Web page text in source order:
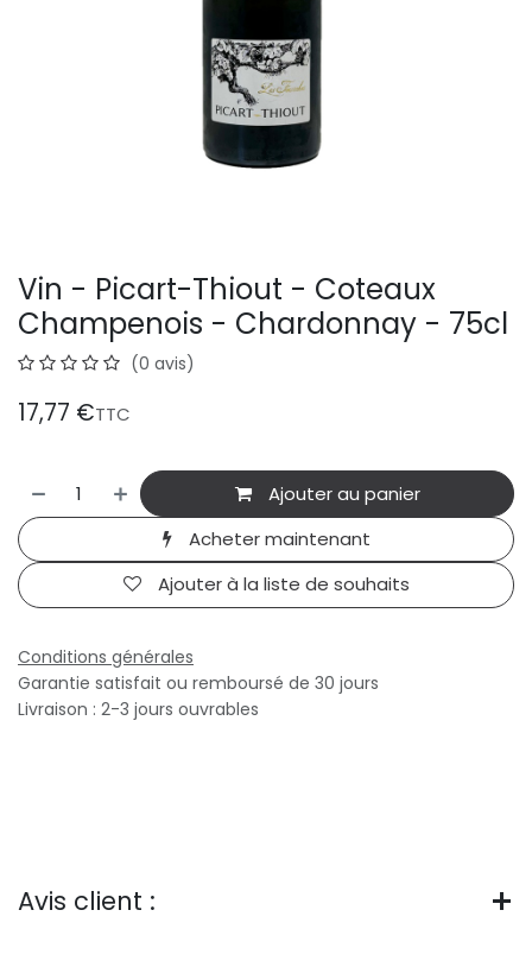
Vin - Picart-Thiout - Coteaux
Champenois - Chardonnay - 75cl
(0 avis)
17,77 €TTC
Ajouter au panier
Acheter maintenant
Ajouter à la liste de souhaits
Conditions générales
Garantie satisfait ou remboursé de 30 jours
Livraison : 2-3 jours ouvrables
Avis client :